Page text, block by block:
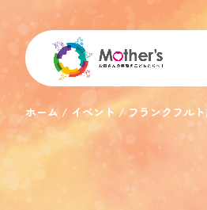
ホーム イベント フランクフル